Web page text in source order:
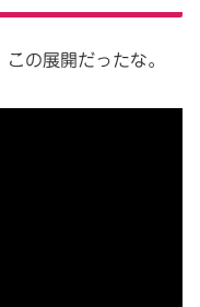
の展開だったな。